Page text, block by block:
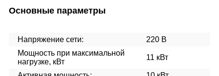
Основные параметры
Напряжение сети:
220 В
Мощность при максимальной
нагрузке, кВт
11 кВт